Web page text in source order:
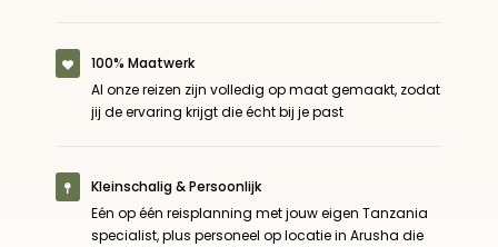
100% Maatwerk
Al onze reizen zijn volledig op maat gemaakt, zodat
jij de ervaring krijgt die écht bij je past
Kleinschalig & Persoonlijk
Eén op één reisplanning met jouw eigen Tanzania
specialist, plus personeel op locatie in Arusha die